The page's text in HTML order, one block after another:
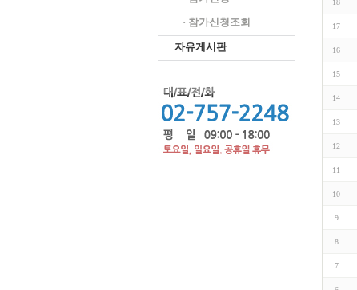
· 참가신청조회
자유게시판
17
16
15
14
13
12
11
10
9
8
7